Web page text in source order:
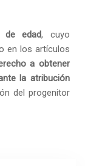
de edad, cuyo
en los artículos
a obtener
la atribución
del progenitor